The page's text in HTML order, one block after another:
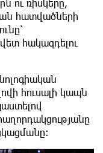
ու ռիսկերը,
հատվածների
հակազդելու
հուսալի կապն